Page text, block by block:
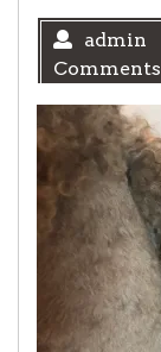
admin
Comments